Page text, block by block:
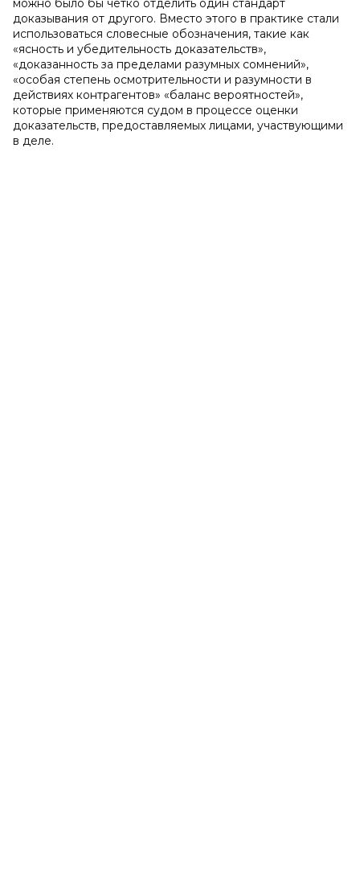
можно было бы четко отделить один стандарт
доказывания от другого. Вместо этого в практике стали
использоваться словесные обозначения, такие как
«ясность и убедительность доказательств»,
«доказанность за пределами разумных сомнений»,
«особая степень осмотрительности и разумности в
действиях контрагентов» «баланс вероятностей»,
которые применяются судом в процессе оценки
доказательств, предоставляемых лицами, участвующими
в деле.